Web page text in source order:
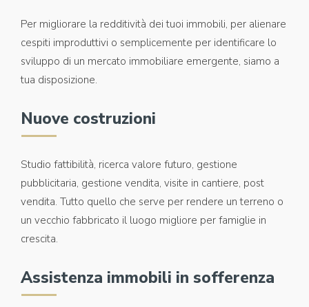
Per migliorare la redditività dei tuoi immobili, per alienare
cespiti improduttivi o semplicemente per identificare lo
sviluppo di un mercato immobiliare emergente, siamo a
tua disposizione.
Nuove costruzioni
Studio fattibilità, ricerca valore futuro, gestione
pubblicitaria, gestione vendita, visite in cantiere, post
vendita. Tutto quello che serve per rendere un terreno o
un vecchio fabbricato il luogo migliore per famiglie in
crescita.
Assistenza immobili in sofferenza